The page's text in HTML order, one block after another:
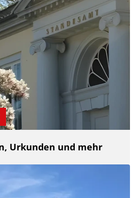
Urkunden und mehr